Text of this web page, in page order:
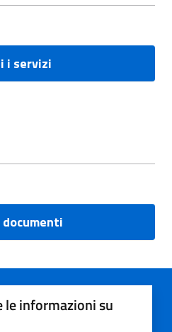
i servizi
le informazioni su